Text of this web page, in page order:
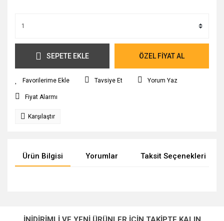
SEPETE EKLE ÖZEL FİYAT AL
Tavsiye Et Yorum Yaz
Fiyat Alarmı
Karşılaştır
Ürün Bilgisi Yorumlar Taksit Seçenekleri
kullanarak tarafımıza iletebilirsiniz.